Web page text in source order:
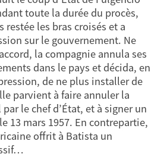
toute la durée du procès,
restée les bras croisés et a
sur le gouvernement. Ne
la compagnie annula ses
dans le pays et décida, en
de ne plus installer de
parvient à faire annuler la
le chef d’État, et à signer un
13 mars 1957. En contrepartie,
offrit à Batista un